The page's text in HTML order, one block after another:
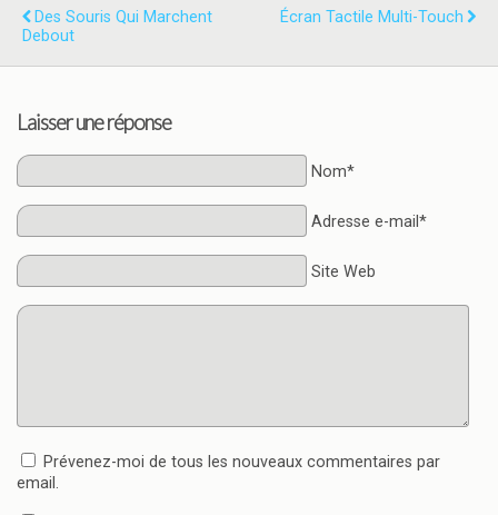
Des Souris Qui Marchent
Debout
Écran Tactile Multi-Touch
Laisser une réponse
Nom*
Adresse e-mail*
Site Web
Prévenez-moi de tous les nouveaux commentaires par
email.